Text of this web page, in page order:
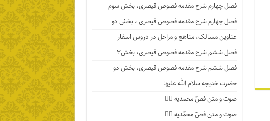
فصل چهارم شرح مقدمه فصوص قیصری، بخش سوم
فصل چهارم شرح مقدمه فصوص قیصری ، بخش دو
عناوین مسالک، مناهج و مراحل در دروس اسفار
فصل ششم شرح مقدمه فصوص قیصری، بخش۳
فصل ششم شرح مقدمه فصوص قیصری، بخش دو
حضرت خدیجه سلام الله علیها
صوت و متن فصّ محمدیه ۴️⃣
صوت و متن فصّ محمّدیه ۳️⃣